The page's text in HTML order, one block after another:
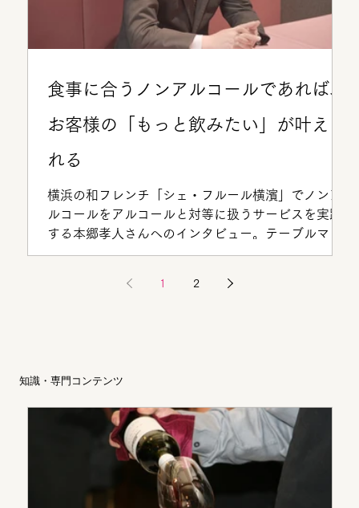
く、その時期の食材でコースを組み立てる──11品か
らなる夜のコースは、毎回のお客様のためにアップ
デートされ続けている。
食事に合うノンアルコールであれば、
お客様の「もっと飲みたい」が叶えら
れる
横浜の和フレンチ「シェ・フルール横濱」でノンア
ルコールをアルコールと対等に扱うサービスを実践
する本郷孝人さんへのインタビュー。テーブルマリ
アージュという独自の哲学と、飲む人・飲まない人
1 2
知識・専門コンテンツ